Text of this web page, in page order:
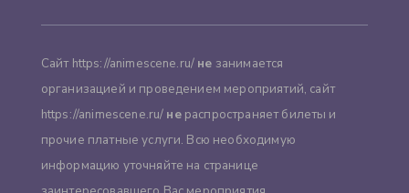
Сайт https://animescene.ru/ не занимается
организацией и проведением мероприятий, сайт
https://animescene.ru/ нераспространяет билеты и
прочие платные услуги. Всю необходимую
информацию уточняйте на странице